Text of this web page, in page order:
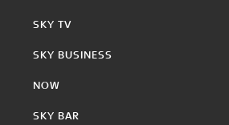
SKY TV
SKY BUSINESS
NOW
SKY BAR